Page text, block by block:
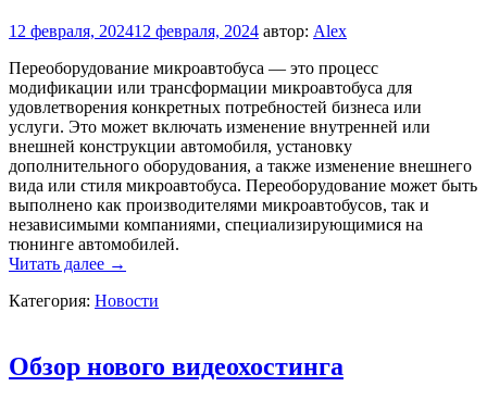
12 февраля, 202412 февраля, 2024 автор: Alex
Переоборудование микроавтобуса — это процесс
модификации или трансформации микроавтобуса для
удовлетворения конкретных потребностей бизнеса или
услуги. Это может включать изменение внутренней или
внешней конструкции автомобиля, установку
дополнительного оборудования, а также изменение внешнего
вида или стиля микроавтобуса. Переоборудование может быть
выполнено как производителями микроавтобусов, так и
независимыми компаниями, специализирующимися на
тюнинге автомобилей.
Читать далее Переоборудование
:
подвески
→
Категория: Новости
Обзор нового видеохостинга